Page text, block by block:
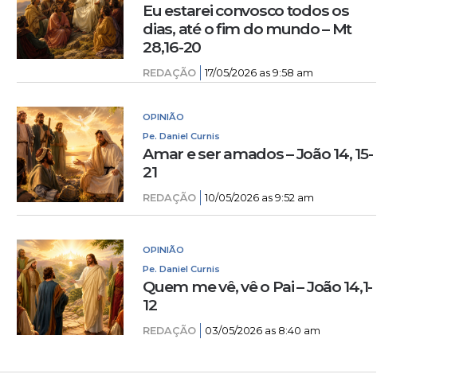
Eu estarei convosco todos os
dias, até o fim do mundo – Mt
28,16-20
REDAÇÃO 17/05/2026 as 9:58 am
OPINIÃO
Pe. Daniel Curnis
Amar e ser amados – João 14, 15-
21
REDAÇÃO 10/05/2026 as 9:52 am
OPINIÃO
Pe. Daniel Curnis
Quem me vê, vê o Pai – João 14,1-
12
REDAÇÃO 03/05/2026 as 8:40 am